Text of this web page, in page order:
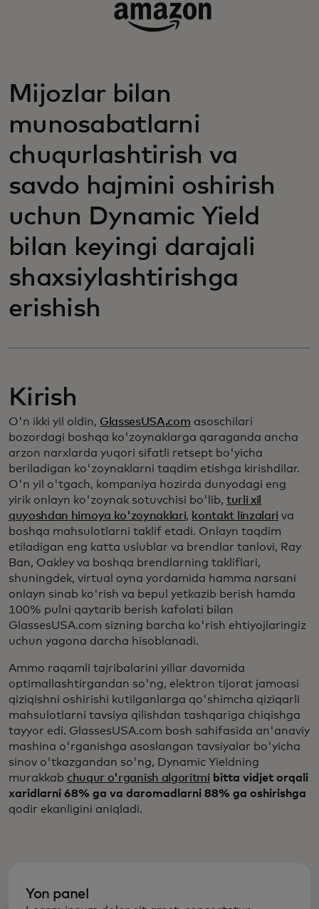
Mijozlar bilan
munosabatlarni
chuqurlashtirish va
savdo hajmini oshirish
uchun Dynamic Yield
bilan keyingi darajali
shaxsiylashtirishga
erishish
Kirish
O'n ikki yil oldin, GlassesUSA.com asoschilari
bozordagi boshqa ko'zoynaklarga qaraganda ancha
arzon narxlarda yuqori sifatli retsept bo'yicha
beriladigan ko'zoynaklarni taqdim etishga kirishdilar.
O'n yil o'tgach, kompaniya hozirda dunyodagi eng
yirik onlayn ko'zoynak sotuvchisi bo'lib, turli xil
quyoshdan himoya ko'zoynaklari, kontakt linzalari va
boshqa mahsulotlarni taklif etadi. Onlayn taqdim
etiladigan eng katta uslublar va brendlar tanlovi, Ray
Ban, Oakley va boshqa brendlarning takliflari,
shuningdek, virtual oyna yordamida hamma narsani
onlayn sinab ko'rish va bepul yetkazib berish hamda
100% pulni qaytarib berish kafolati bilan
GlassesUSA.com sizning barcha ko'rish ehtiyojlaringiz
uchun yagona darcha hisoblanadi.
Ammo raqamli tajribalarini yillar davomida
optimallashtirgandan so'ng, elektron tijorat jamoasi
qiziqishni oshirishi kutilganlarga qo'shimcha qiziqarli
mahsulotlarni tavsiya qilishdan tashqariga chiqishga
tayyor edi. GlassesUSA.com bosh sahifasida an'anaviy
mashina o'rganishga asoslangan tavsiyalar bo'yicha
sinov o'tkazgandan so'ng, Dynamic Yieldning
murakkab chuqur o'rganish algoritmi bitta vidjet orqali
xaridlarni 68% ga va daromadlarni 88% ga oshirishga
qodir ekanligini aniqladi.
Yon panel